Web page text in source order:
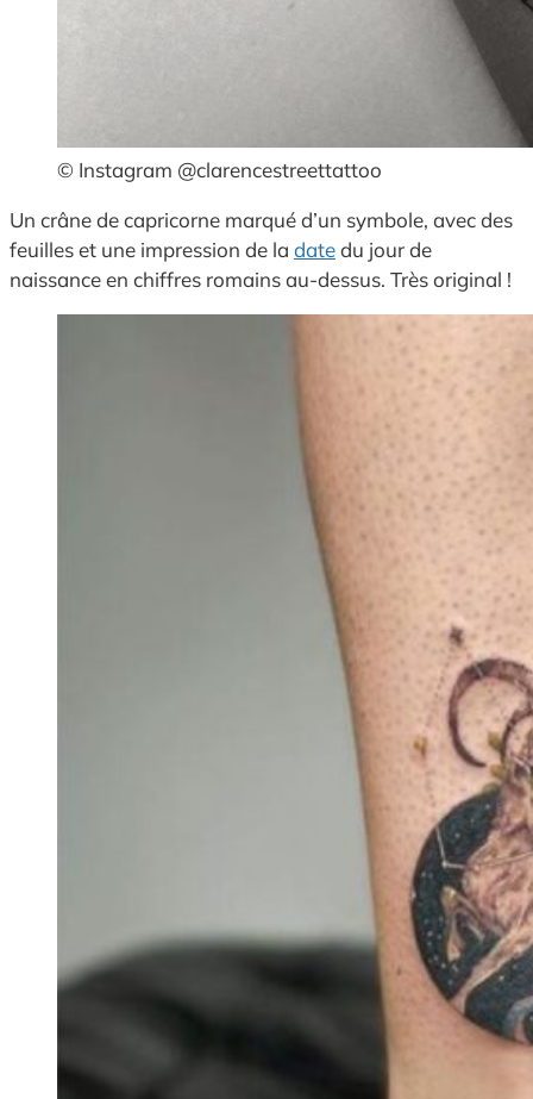
© Instagram @clarencestreettattoo
Un crâne de capricorne marqué d’un symbole, avec des
feuilles et une impression de la datedu jour de
naissance en chiffres romains au-dessus. Très original !